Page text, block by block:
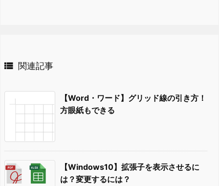
 関連記事
【Word・ワード】グリッド線の引き方！
方眼紙もできる
【Windows10】拡張子を表示させるに
は？変更するには？